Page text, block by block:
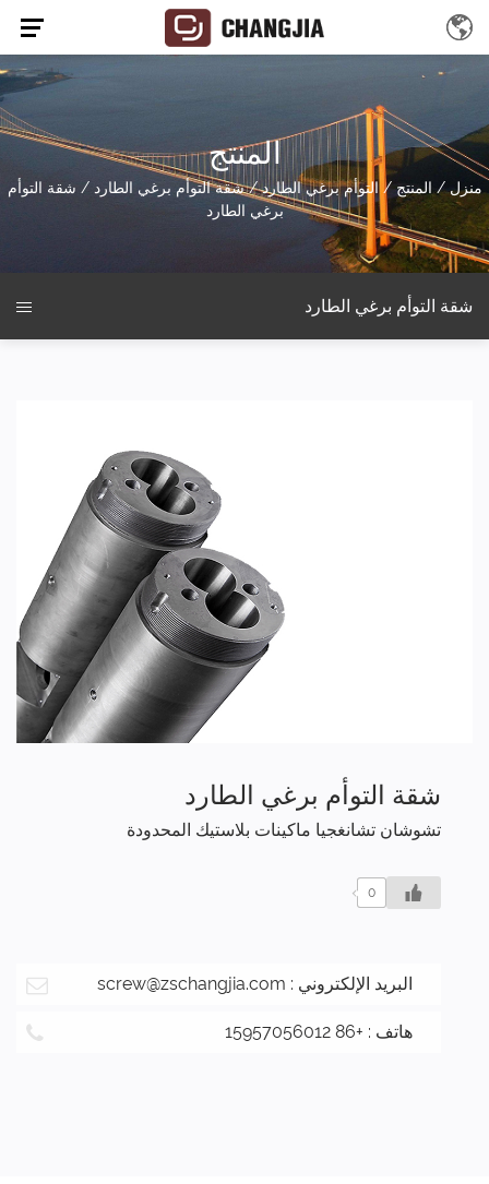
المنتج
منزل / المنتج/ التوأم برغي الطارد/شقة التوأم برغي الطارد / شقة التوأم
برغي الطارد
شقة التوأم برغي الطارد
شقة التوأم برغي الطارد
تشوشان تشانغجيا ماكينات بلاستيك المحدودة
0
البريد الإلكتروني : screw@zschangjia.com
هاتف : +86 15957056012